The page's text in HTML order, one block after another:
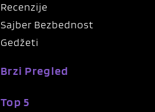
Recenzije
Sajber Bezbednost
Gedžeti
Brzi Pregled
Top 5